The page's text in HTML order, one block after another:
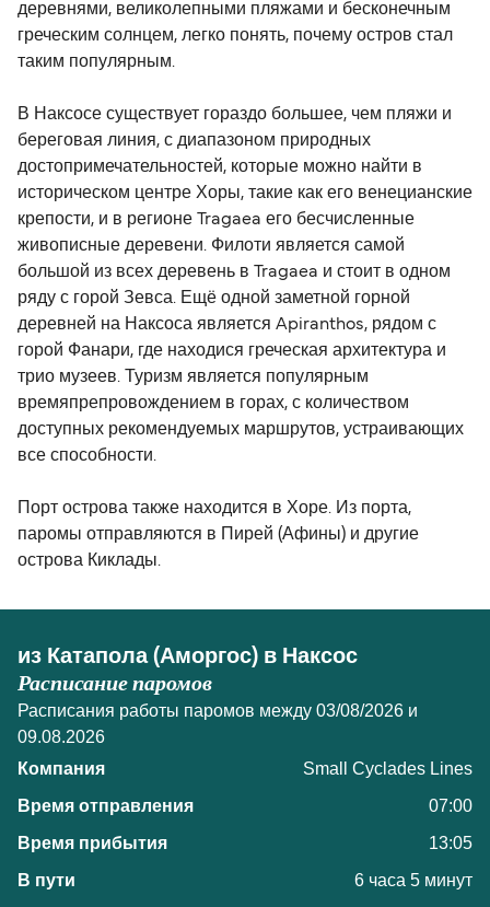
деревнями, великолепными пляжами и бесконечным
греческим солнцем, легко понять, почему остров стал
таким популярным.
В Наксосе существует гораздо большее, чем пляжи и
береговая линия, с диапазоном природных
достопримечательностей, которые можно найти в
историческом центре Хоры, такие как его венецианские
крепости, и в регионе Tragaea его бесчисленные
живописные деревени. Филоти является самой
большой из всех деревень в Tragaea и стоит в одном
ряду с горой Зевса. Ещё одной заметной горной
деревней на Наксоса является Apiranthos, рядом с
горой Фанари, где находися греческая архитектура и
трио музеев. Туризм является популярным
времяпрепровождением в горах, с количеством
доступных рекомендуемых маршрутов, устраивающих
все способности.
Порт острова также находится в Хоре. Из порта,
паромы отправляются в Пирей (Афины) и другие
острова Киклады.
из Катапола (Аморгос) в Наксос
Расписание паромов
Расписания работы паромов между 03/08/2026 и
09.08.2026
Small Cyclades Lines
07:00
13:05
6 часа 5 минут